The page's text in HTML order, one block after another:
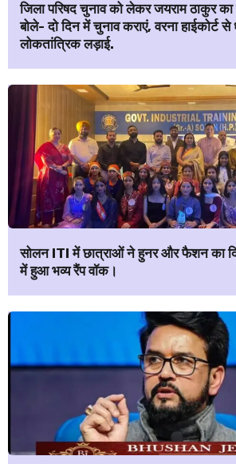
जिला परिषद चुनाव को लेकर जयराम ठाकुर
बोले- दो दिन में चुनाव कराएं, वरना
लोकतांत्रिक लड़ाई.
सोलन ITI में छात्राओं ने हुनर और फैशन का
में हुआ भव्य रैंप वॉक।